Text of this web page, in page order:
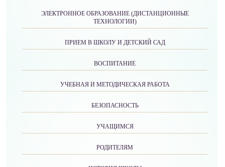
ЭЛЕКТРОННОЕ ОБРАЗОВАНИЕ (ДИСТАНЦИОННЫЕ
ТЕХНОЛОГИИ)
ПРИЕМ В ШКОЛУ И ДЕТСКИЙ САД
ВОСПИТАНИЕ
УЧЕБНАЯ И МЕТОДИЧЕСКАЯ РАБОТА
БЕЗОПАСНОСТЬ
УЧАЩИМСЯ
РОДИТЕЛЯМ